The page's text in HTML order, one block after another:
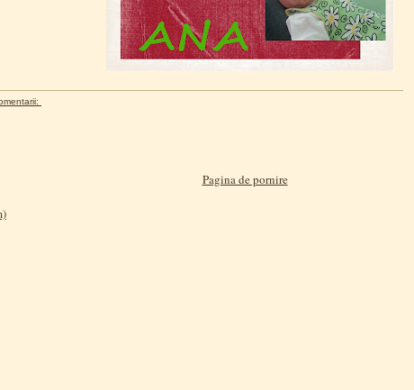
Pagina de pornire